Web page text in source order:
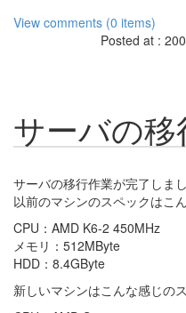
View comments (0 items)
Posted at :
サーバの移
サーバの移行作業が完了しまし
以前のマシンのスペックはこん
CPU：AMD K6-2 450MHz
メモリ：512MByte
HDD：8.4GByte
新しいマシンはこんな感じのス